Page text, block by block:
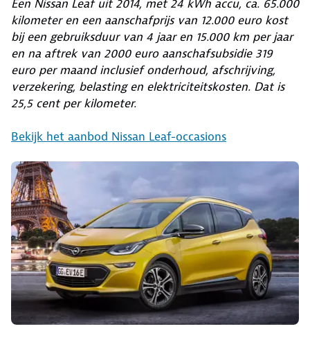
Een Nissan Leaf uit 2014, met 24 kWh accu, ca. 65.000
kilometer en een aanschafprijs van 12.000 euro kost
bij een gebruiksduur van 4 jaar en 15.000 km per jaar
en na aftrek van 2000 euro aanschafsubsidie 319
euro per maand inclusief onderhoud, afschrijving,
verzekering, belasting en elektriciteitskosten. Dat is
25,5 cent per kilometer.
Bekijk het aanbod Nissan Leaf-occasions